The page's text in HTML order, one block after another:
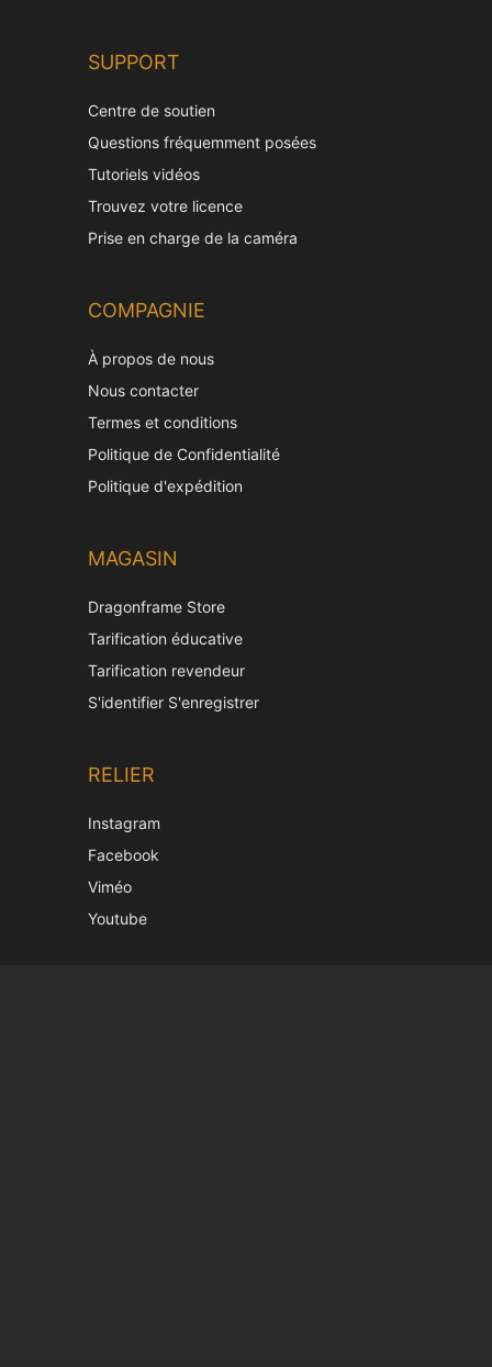
SUPPORT
Centre de soutien
Questions fréquemment posées
Tutoriels vidéos
Trouvez votre licence
Prise en charge de la caméra
COMPAGNIE
À propos de nous
Nous contacter
Termes et conditions
Politique de Confidentialité
Politique d'expédition
MAGASIN
Dragonframe Store
Tarification éducative
Tarification revendeur
S'identifier S'enregistrer
RELIER
Instagram
Facebook
Viméo
Youtube